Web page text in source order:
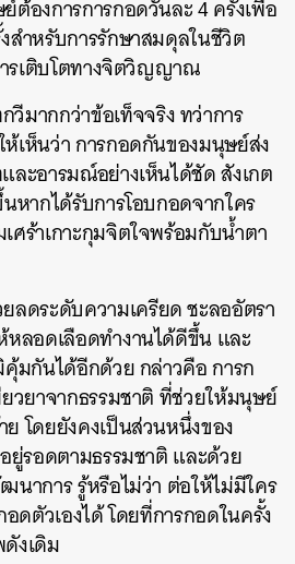
องการการกอดวันละ 4 ครั้งเพื่อ
สำหรับการรักษาสมดุลในชีวิต
รเติบโตทางจิตวิญญาณ
มากกว่าข้อเท็จจริง ทว่าการ
เห็นว่า การกอดกันของมนุษย์ส่ง
ละอารมณ์อย่างเห็นได้ชัด สังเกต
หากได้รับการโอบกอดจากใคร
ร้าเกาะกุมจิตใจพร้อมกับน้ำตา
ลดระดับความเครียด ชะลออัตรา
หลอดเลือดทำงานได้ดีขึ้น และ
มกันได้อีกด้วย กล่าวคือ การก
วยาจากธรรมชาติ ที่ช่วยให้มนุษย์
โดยยังคงเป็นส่วนหนึ่งของ
ยู่รอดตามธรรมชาติ และด้วย
นาการ รู้หรือไม่ว่า ต่อให้ไม่มีใคร
ดตัวเองได้ โดยที่การกอดในครั้ง
งเดิม